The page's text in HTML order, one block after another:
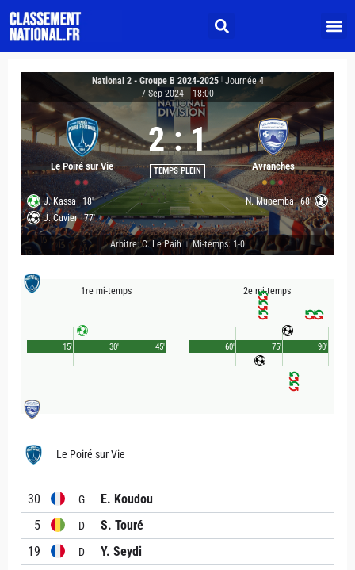
National 2 - Groupe B 2024-2025
Journée 4
7 Sep 2024 - 18:00
Le Poiré sur Vie
2 : 1
TEMPS PLEIN Avranches
J. Kassa
18'
J. Cuvier 77'
N. Mupemba 68'
Arbitre: C. Le Paih Mi-temps: 1-0
1re mi-temps
45'
15' 30'
2e mi-temps
90'
60' 75'
Le Poiré sur Vie
30 G
E. Koudou
5
D
S. Touré
19
D
Y. Seydi